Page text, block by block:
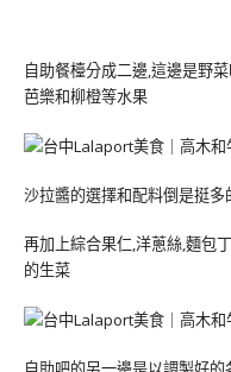
自助餐檯分成二邊,這邊是野
芭樂和柳橙等水果
沙拉醬的選擇和配料倒是挺
再加上綜合果仁,洋蔥絲,麵包
的生菜